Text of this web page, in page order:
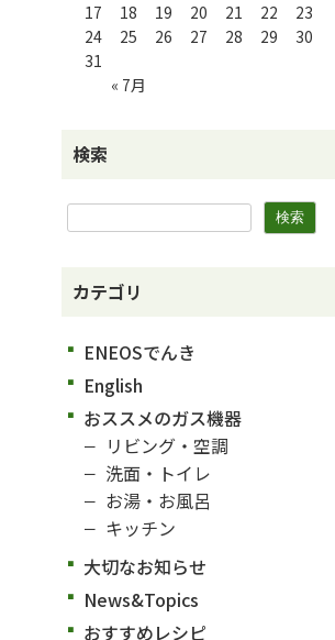
« 7月
17
18 19 20 21 22
23
24
25 26 27 28 29
30
31
検索
カテゴリ
ENEOSでんき
English
おススメのガス機器
リビング・空調
洗面・トイレ
お湯・お風呂
キッチン
大切なお知らせ
News&Topics
おすすめレシピ